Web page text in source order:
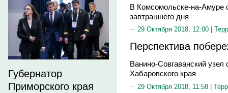
Губернатор
Приморского края
В Комсомольске-на-Амуре
завтрашнего дня
29 Октября 2018, 12:00 |
Перспектива
Ванино-Совгаванский узел
Хабаровского края
29 Октября 2018, 11:58 |